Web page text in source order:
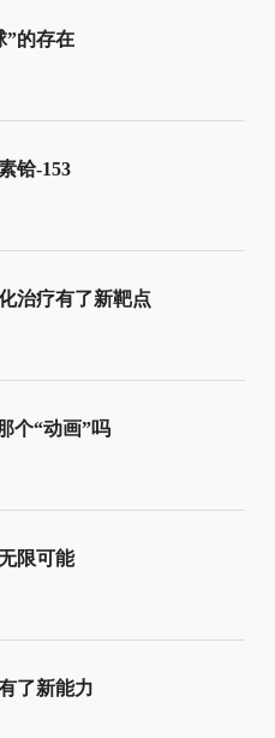
”的存在
铪-153
治疗有了新靶点
个“动画”吗
限可能
了新能力